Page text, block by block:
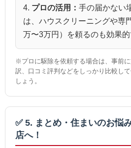
4. プロの活用： 手の届かない
は、ハウスクリーニングや専
万〜3万円）を頼るのも効果的
※プロに駆除を依頼する場合は、事前
訳、口コミ評判などをしっかり比較し
しょう。
✅ 5. まとめ・住まいのお悩
店へ！